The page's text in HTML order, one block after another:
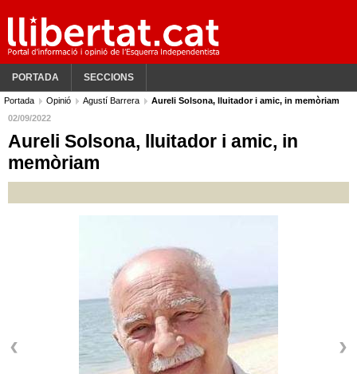
PORTADA SECCIONS
Portada Opinió Agustí Barrera
Aureli Solsona, lluitador i amic, in memòriam
02/09/2022
Aureli Solsona, lluitador i amic, in
memòriam